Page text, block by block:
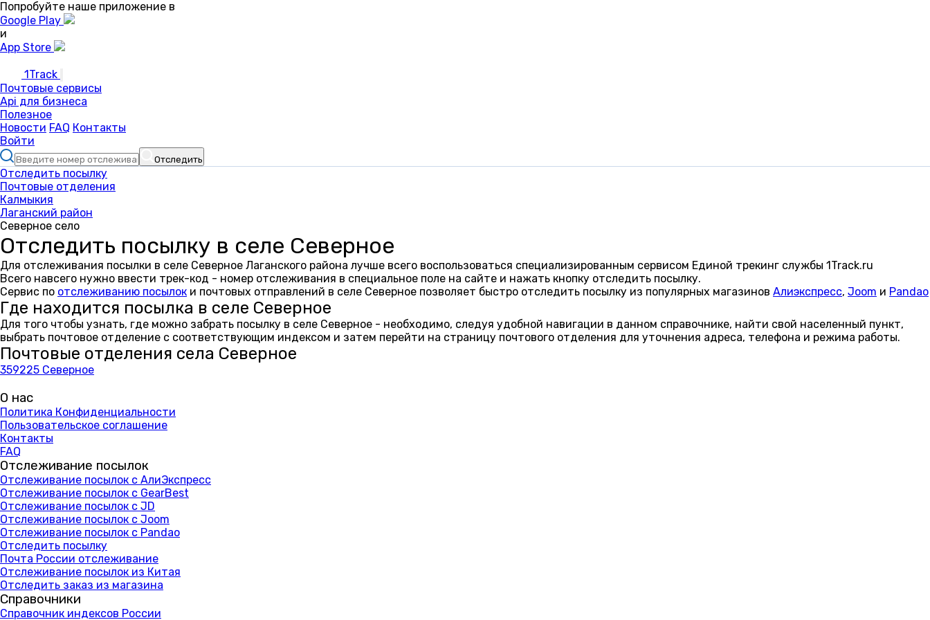
Попробуйте наше приложение в
Google Play
и
App Store
1Track
Почтовые сервисы
Api для бизнеса
Полезное
Новости FAQ Контакты
Войти
Отследить
Отследить посылку
Почтовые отделения
Калмыкия
Лаганский район
Северное село
Отследить посылку в селе Северное
Для отслеживания посылки в селе Северное Лаганского района лучше всего воспользоваться специализированным сервисом Единой трекинг службы 1Track.ru
Всего навсего нужно ввести трек-код - номер отслеживания в специальное поле на сайте и нажать кнопку отследить посылку.
Сервис по отслеживанию посылок и почтовых отправлений в селе Северное позволяет быстро отследить посылку из популярных магазинов Алиэкспресс, Joom и Pandao
Где находится посылка в селе Северное
Для того чтобы узнать, где можно забрать посылку в селе Северное - необходимо, следуя удобной навигации в данном справочнике, найти свой населенный пункт,
выбрать почтовое отделение с соответствующим индексом и затем перейти на страницу почтового отделения для уточнения адреса, телефона и режима работы.
Почтовые отделения села Северное
359225 Северное
О нас
Политика Конфиденциальности
Пользовательское соглашение
Контакты
FAQ
Отслеживание посылок
Отслеживание посылок с АлиЭкспресс
Отслеживание посылок с GearBest
Отслеживание посылок с JD
Отслеживание посылок с Joom
Отслеживание посылок с Pandao
Отследить посылку
Почта России отслеживание
Отслеживание посылок из Китая
Отследить заказ из магазина
Справочники
Справочник индексов России